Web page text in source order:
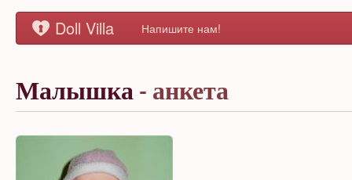
Doll Villa Напишите нам!
Малышка - анкета